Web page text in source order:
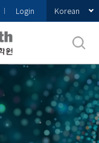
Login Korean